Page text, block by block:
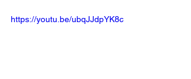
https://youtu.be/ubqJJdpYK8c